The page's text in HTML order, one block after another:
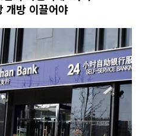
개방 이끌어야